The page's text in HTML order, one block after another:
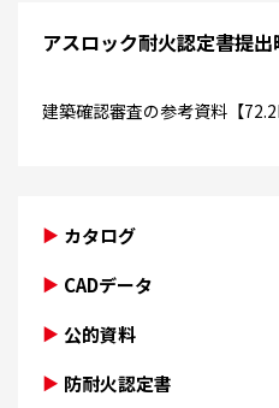
アスロック耐火認定書提
建築確認審査の参考資料【
カタログ
CADデータ
公的資料
防耐火認定書